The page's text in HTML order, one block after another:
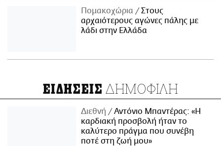
Πομακοχώρια
Στους
αρχαιότερους αγώνες πάλης με
λάδι στην Ελλάδα
ΕΙΔΗΣΕΙΣ ΔΗΜΟΦΙΛΗ
Διεθνή
Αντόνιο Μπαντέρας: «Η
καρδιακή προσβολή ήταν το
καλύτερο πράγμα που συνέβη
ποτέ στη ζωή μου»